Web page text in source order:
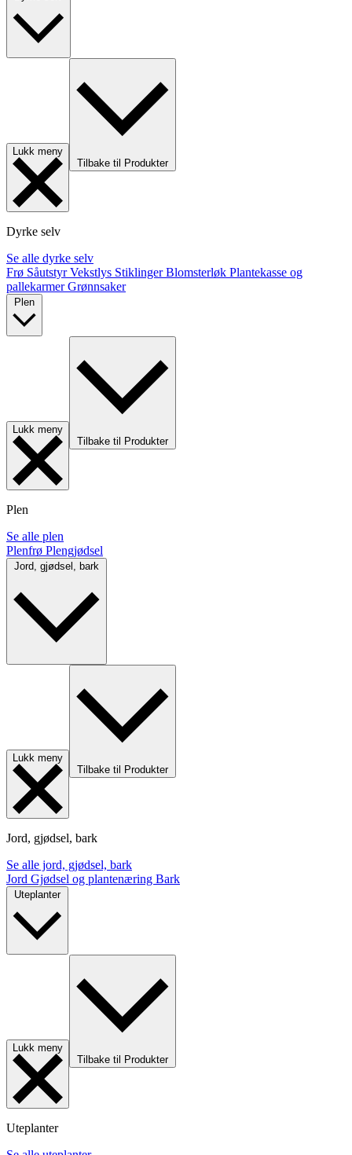
Lukk meny
Tilbake til Produkter
Dyrke selv
Se alle dyrke selv
Frø SåutstyrVekstlys StiklingerBlomsterløk Plantekasse og
pallekarmerGrønnsaker
Lukk meny
Tilbake til Produkter
Plen
Se alle plen
Plenfrø Plengjødsel
Lukk meny
Tilbake til Produkter
Jord, gjødsel, bark
Se alle jord, gjødsel, bark
Jord Gjødsel og plantenæring Bark
Uteplanter
Lukk meny
Tilbake til Produkter
Uteplanter